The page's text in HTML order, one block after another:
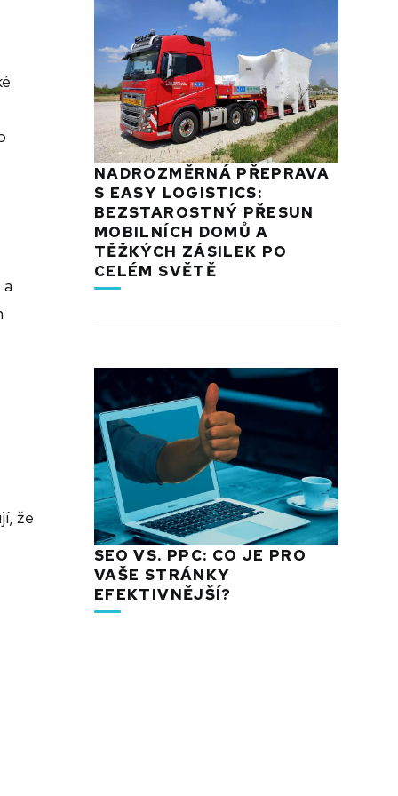
že
NADROZMĚRNÁ PŘEPRAVA
S EASY LOGISTICS:
BEZSTAROSTNÝ PŘESUN
MOBILNÍCH DOMŮ A
TĚŽKÝCH ZÁSILEK PO
CELÉM SVĚTĚ
SEO VS. PPC: CO JE PRO
VAŠE STRÁNKY
EFEKTIVNĚJŠÍ?